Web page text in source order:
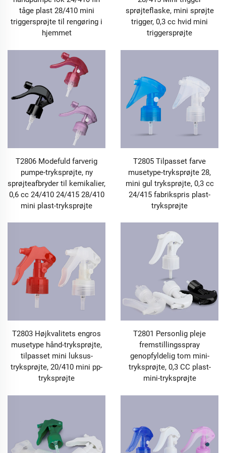
nøglen til at sikre indholdets kvalitet. Vores låg-
produkter anvender dobbelte standardmaterialer, som
opfylder både fødevare- og industrielle krav,
udstyret med indbyggede silikontætningsringe og
spiralformede forzinkningsmønstre, som passer tæt til
beholderens mund. Uanset om de bruges til
fødevaredåser (såsom honningglas og nøddåser) eller
kemikalierør, kan de effektivt isolere luft, fugt og støv
og forhindre indholdet i at oxideres og forringes, blive
våd og klumpes eller blive forurenet af
mikroorganismer. For pumpe- og sprayhovedprodukter
er der installeret flerlagede tætningskomponenter ved
for at undgå lækage under opbevaring og brug. Selv
for korrosive rengøringsvæsker eller højkoncentrerede
hudplejeekstrakter kan de sikkert opbevares og
udleveres gennem vores pumpe og sprayhoved, og
sikre indholdets stabilitet og sikkerhed fra kilden.
1.2 Præcis dosering og ensartet fordeling for at
For at imødekomme doseringsbehovet i forskellige
scenarier, har vores Pump & Sprayer-produkter opnået
præcis optimering i forhold til volumenkontrol og
atomiseringseffekt. Pumpeserien kan opnå en
kvantitativ udgangsmængde på 0,1 ml-2 ml ved at
justere pumpens indre stempelstruktur og fjederkraften.
Uanset om det er en essenspumpe, der kræver præcis
dosering hver gang i hudplejeprodukter, eller en
trykpumpe, der undgår spild i håndsprit, kan den sikre
en stabil og ensartet væskemængde ved hver enkelt
tryk. Dette reducerer ikke alene spild af indholdet, men
forhindrer også, at anvendelseseffekten påvirkes af
højtryksatomiserende sprøjtedysedesign kombineret
dråbestørrelsen ensartet og kontrolleret mellem 50-100
μm, hvilket sikrer en bred dækning uden væskedryp.
Den er velegnet til scenarier som f.eks.
tåge plast 28/410 mini
triggersprøjte til rengøring i
hjemmet
sprøjteflaske, mini sprøjte
trigger, 0,3 cc hvid mini
triggersprøjte
T2806 Modefuld farverig
pumpe-tryksprøjte, ny
sprøjteafbryder til kemikalier,
0,6 cc 24/410 24/415 28/410
mini plast-tryksprøjte
T2805 Tilpasset farve
musetype-tryksprøjte 28,
mini gul tryksprøjte, 0,3 cc
24/415 fabrikspris plast-
tryksprøjte
T2803 Højkvalitets engros
musetype hånd-tryksprøjte,
tilpasset mini luksus-
tryksprøjte, 20/410 mini pp-
tryksprøjte
T2801 Personlig pleje
fremstillingsspray
genopfyldelig tom mini-
tryksprøjte, 0,3 CC plast-
mini-tryksprøjte